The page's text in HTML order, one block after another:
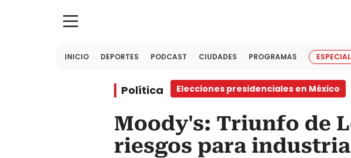
INICIO DEPORTES PODCAST CIUDADES PROGRAMAS
Política Elecciones presidenciales en México
Moody's: Triunfo de
riesgos para